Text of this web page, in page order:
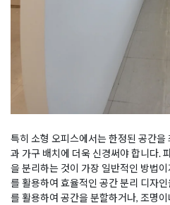
특히 소형 오피스에서는 한정된 공간
과 가구 배치에 더욱 신경써야 합니다.
을 분리하는 것이 가장 일반적인 방법
를 활용하여 효율적인 공간 분리 디자
를 활용하여 공간을 분할하거나, 조명